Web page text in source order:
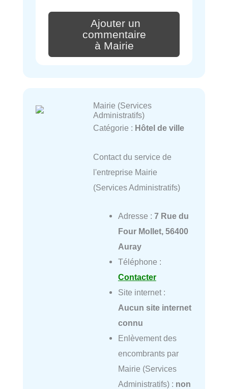
Ajouter un
commentaire
à Mairie
Mairie (Services
Administratifs)
Catégorie : Hôtel de ville
Contact du service de
l'entreprise Mairie
(Services Administratifs)
Adresse : 7 Rue du
Four Mollet, 56400
Auray
Téléphone :
Contacter
Site internet :
Aucun site internet
connu
Enlèvement des
encombrants par
Mairie (Services
Administratifs) : non